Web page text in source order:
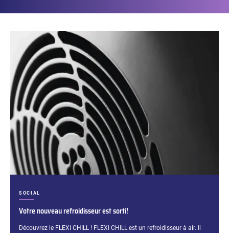
Votre nouveau refroidisseur est sorti!
CATÉGORIES :
SOCIAL
Extrait :
Découvrez le FLEXI CHILL ! FLEXI CHILL est un refroidisseur à air. Il